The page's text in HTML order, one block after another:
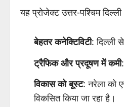
यह प्रोजेक्ट उत्तर-पश्चिम
बेहतर कनेक्टिविटी: दिल्ली
ट्रैफिक और प्रदूषण में कमी
विकास को बूस्ट: नरेला को
विकसित किया जा रहा है।